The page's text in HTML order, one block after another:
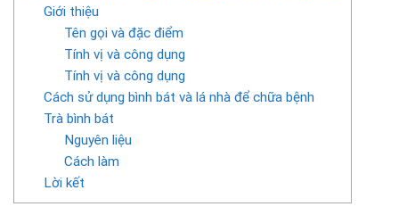
Giới thiệu
Tên gọi và đặc điểm
Tính vị và công dụng
Tính vị và công dụng
Cách sử dụng bình bát và lá nhà để chữa bệnh
Trà bình bát
Nguyên liệu
Cách làm
Lời kết